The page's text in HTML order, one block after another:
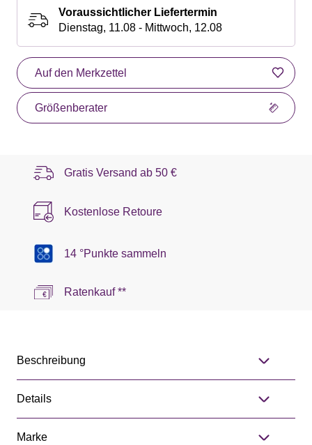
Voraussichtlicher Liefertermin
Dienstag, 11.08 - Mittwoch, 12.08
Auf den Merkzettel
Größenberater
Gratis Versand ab 50 €
Kostenlose Retoure
14 °Punkte sammeln
Ratenkauf **
Beschreibung
Details
Marke